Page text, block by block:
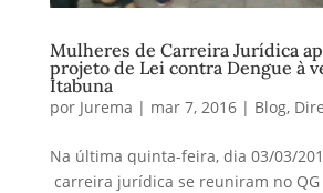
Mulheres de Carreira Jurídica
projeto de Lei contra Dengue à
Itabuna
por Jurema | mar 7, 2016| Blog,
Na última quinta-feira, dia 03/03/
carreira jurídica se reuniram no QG